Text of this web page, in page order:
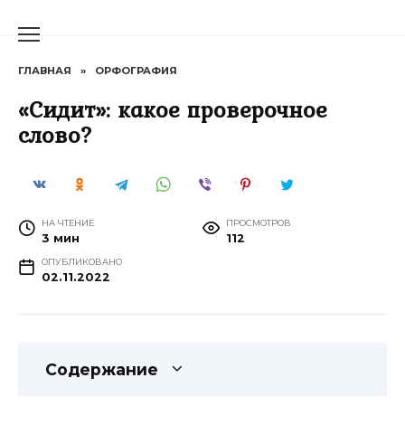
ГЛАВНАЯ » ОРФОГРАФИЯ
«Сидит»: какое проверочное
слово?
НА ЧТЕНИЕ
3 мин
ПРОСМОТРОВ
112
ОПУБЛИКОВАНО
02.11.2022
Содержание